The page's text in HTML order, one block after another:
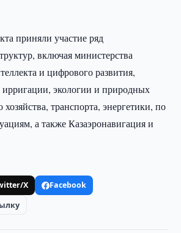
приняли участие ряд
включая министерства
и цифрового развития,
экологии и природных
хозяйства, транспорта, энергетики, по
а также Казаэронавигация и
X
Facebook